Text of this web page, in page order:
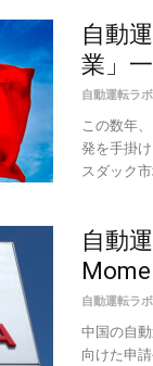
自動
業」
自動運転ラ
この数年
発を手掛
スダック
自動
自動運転ラ
中国の自
向けた申